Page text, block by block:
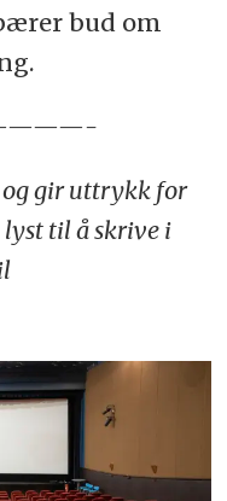
bud om
og gir uttrykk for
til å skrive i